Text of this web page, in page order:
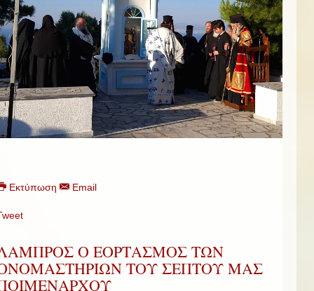
Εκτύπωση Email
Ο ΕΟΡΤΑΣΜΟΣ ΤΩΝ
ΤΟΥ ΣΕΠΤΟΥ ΜΑΣ